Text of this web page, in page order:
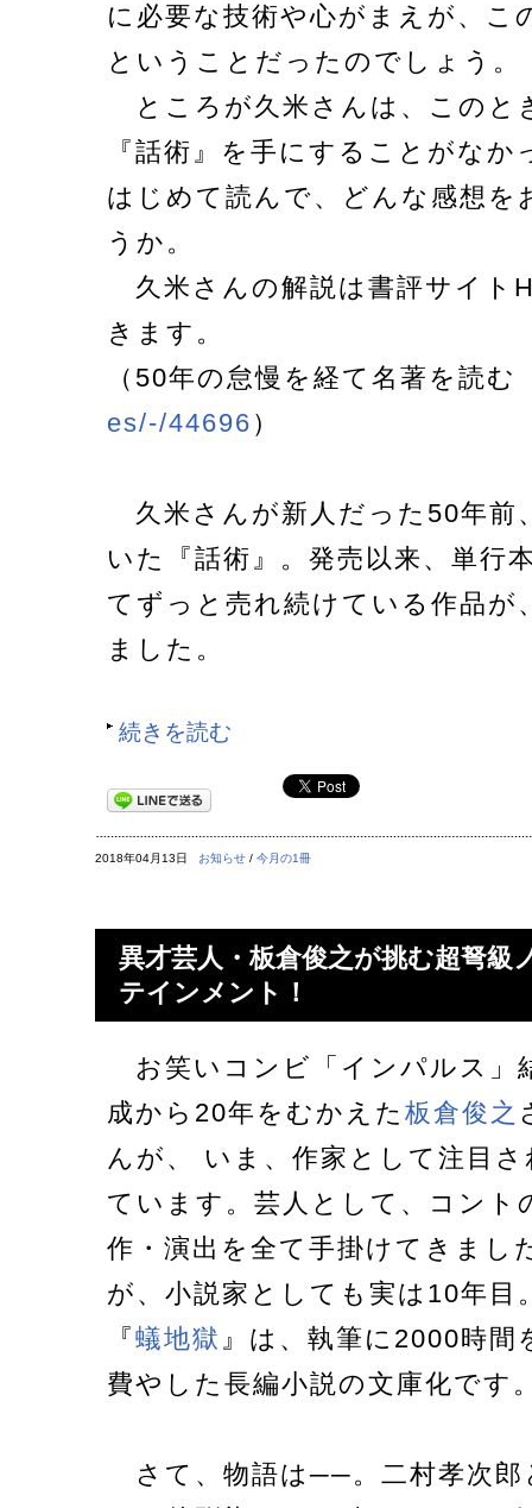
に必要な技術や心がまえが、こ
ということだったのでしょう。
ところが久米さんは、このと
『話術』を手にすることがな
はじめて読んで、どんな感想を
うか。
久米さんの解説は書評サイト
きます。
（50年の怠慢を経て名著を読
es/-/44696 ）
久米さんが新人だった50年前
いた『話術』。発売以来、単行
てずっと売れ続けている作品が
ました。
続きを読む
2018年04月13日 お知らせ / 今月の1冊
異才芸人・板倉俊之が挑む超弩級
テインメント！
お笑いコンビ「インパルス」
成から20年をむかえた 板倉俊之
んが、 いま、作家として注目さ
ています。芸人として、コント
作・演出を全て手掛けてきまし
が、小説家としても実は10年目
『蟻地獄 』は、執筆に2000時間
費やした長編小説の文庫化です
さて、物語は──。二村孝次郎